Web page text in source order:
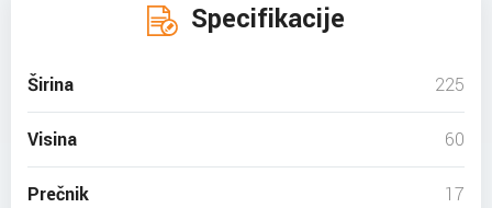
Specifikacije
Širina 225
Visina 60
Prečnik 17